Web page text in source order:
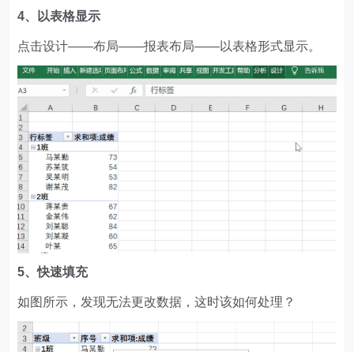
4、以表格显示
点击设计——布局——报表布局——以表格形式显示。
5、快速填充
如图所示，发现无法更改数据，这时该如何处理？